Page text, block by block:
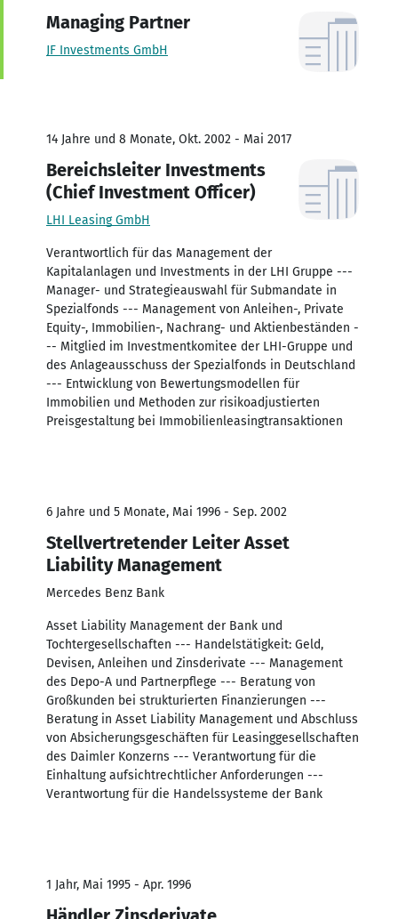
Managing Partner
JF Investments GmbH
14 Jahre und 8 Monate, Okt. 2002 - Mai 2017
Bereichsleiter Investments
(Chief Investment Officer)
LHI Leasing GmbH
Verantwortlich für das Management der
Kapitalanlagen und Investments in der LHI Gruppe ---
Manager- und Strategieauswahl für Submandate in
Spezialfonds --- Management von Anleihen-, Private
Equity-, Immobilien-, Nachrang- und Aktienbeständen -
-- Mitglied im Investmentkomitee der LHI-Gruppe und
des Anlageausschuss der Spezialfonds in Deutschland
--- Entwicklung von Bewertungsmodellen für
Immobilien und Methoden zur risikoadjustierten
Preisgestaltung bei Immobilienleasingtransaktionen
6 Jahre und 5 Monate, Mai 1996 - Sep. 2002
Stellvertretender Leiter Asset
Liability Management
Mercedes Benz Bank
Asset Liability Management der Bank und
Tochtergesellschaften --- Handelstätigkeit: Geld,
Devisen, Anleihen und Zinsderivate --- Management
des Depo-A und Partnerpflege --- Beratung von
Großkunden bei strukturierten Finanzierungen ---
Beratung in Asset Liability Management und Abschluss
von Absicherungsgeschäften für Leasinggesellschaften
des Daimler Konzerns --- Verantwortung für die
Einhaltung aufsichtrechtlicher Anforderungen ---
Verantwortung für die Handelssysteme der Bank
1 Jahr, Mai 1995 - Apr. 1996